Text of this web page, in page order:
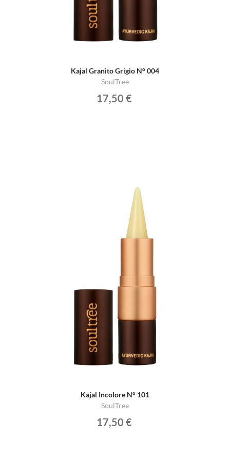
Kajal Granito Grigio N° 004
SoulTree
17,50 €
Kajal Incolore N° 101
SoulTree
17,50 €